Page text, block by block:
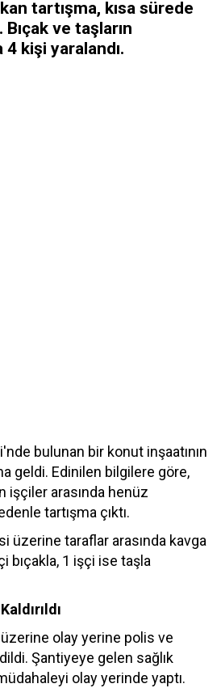
tartışma, kısa sürede
ve taşların
4 kişi yaralandı.
bulunan bir konut inşaatının
geldi. Edinilen bilgilere göre,
işçiler arasında henüz
tartışma çıktı.
üzerine taraflar arasında kavga
bıçakla, 1 işçi ise taşla
olay yerine polis ve
Şantiyeye gelen sağlık
olay yerinde yaptı.